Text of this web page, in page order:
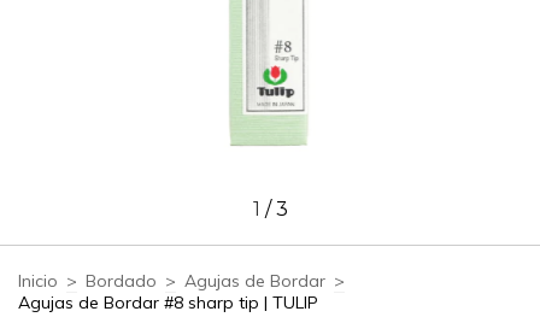
1 /3
Inicio > Bordado > Agujas de Bordar >
Agujas de Bordar #8 sharp tip | TULIP